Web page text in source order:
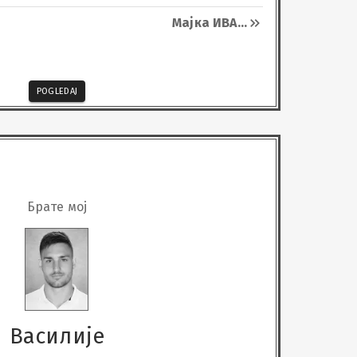
и свим учесницима на несебичној
Мајка ИВА...
POGLEDAJ
Брате мој
Василије